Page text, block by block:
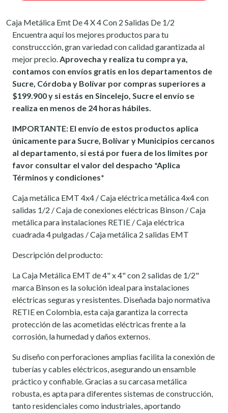
Caja Metálica Emt De 4 X 4 Con 2 Salidas De 1/2
Encuentra aquí los mejores productos para tu
construccción, gran variedad con calidad garantizada al
mejor precio.Aprovecha y realiza tu compra ya,
contamos con envíos gratis en los departamentos de
Sucre, Córdoba y Bolívar por compras superiores a
$199.900 y si estás en Sincelejo, Sucre el envío se
realiza en menos de 24 horas hábiles.
IMPORTANTE: El envío de estos productos aplica
únicamente para Sucre, Bolívar y Municipios cercanos
al departamento, si está por fuera de los limites por
favor consultar el valor del despacho *Aplica
Términos y condiciones*
Caja metálica EMT 4x4 / Caja eléctrica metálica 4x4 con
salidas 1/2 / Caja de conexiones eléctricas Binson / Caja
metálica para instalaciones RETIE / Caja eléctrica
cuadrada 4 pulgadas / Caja metálica 2 salidas EMT
Descripción del producto:
La Caja Metálica EMT de 4" x 4" con 2 salidas de 1/2"
marca Binson es la solución ideal para instalaciones
eléctricas seguras y resistentes. Diseñada bajo normativa
RETIE en Colombia, esta caja garantiza la correcta
protección de las acometidas eléctricas frente a la
corrosión, la humedad y daños externos.
Su diseño con perforaciones amplias facilita la conexión de
tuberías y cables eléctricos, asegurando un ensamble
práctico y confiable. Gracias a su carcasa metálica
robusta, es apta para diferentes sistemas de construcción,
tanto residenciales como industriales, aportando